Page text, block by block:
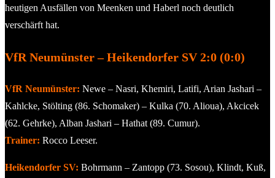
heutigen Ausfällen von Meenken und Haberl noch deutlich
verschärft hat.
VfR Neumünster – Heikendorfer SV 2:0 (0:0)
VfR Neumünster: Newe – Nasri, Khemiri, Latifi, Arian Jashari –
Kahlcke, Stölting (86. Schomaker) – Kulka (70. Alioua), Akcicek
(62. Gehrke), Alban Jashari – Hathat (89. Cumur).
Trainer: Rocco Leeser.
Heikendorfer SV: Bohrmann – Zantopp (73. Sosou), Klindt, Kuß,